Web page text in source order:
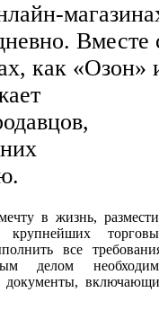
Вместе
как «Озон»
в жизнь,
все
делом
документы,